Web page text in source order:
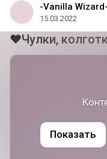
-Vanilla Wizard-
15.03.2022
❤Чулки,
Показать